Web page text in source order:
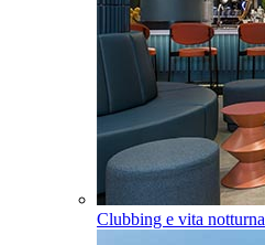
Clubbing e vita notturna